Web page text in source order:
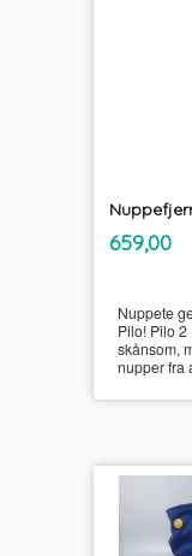
Pris
659,00mva.
Nuppete
Pilo! Pilo
skånsom,
nupper fra